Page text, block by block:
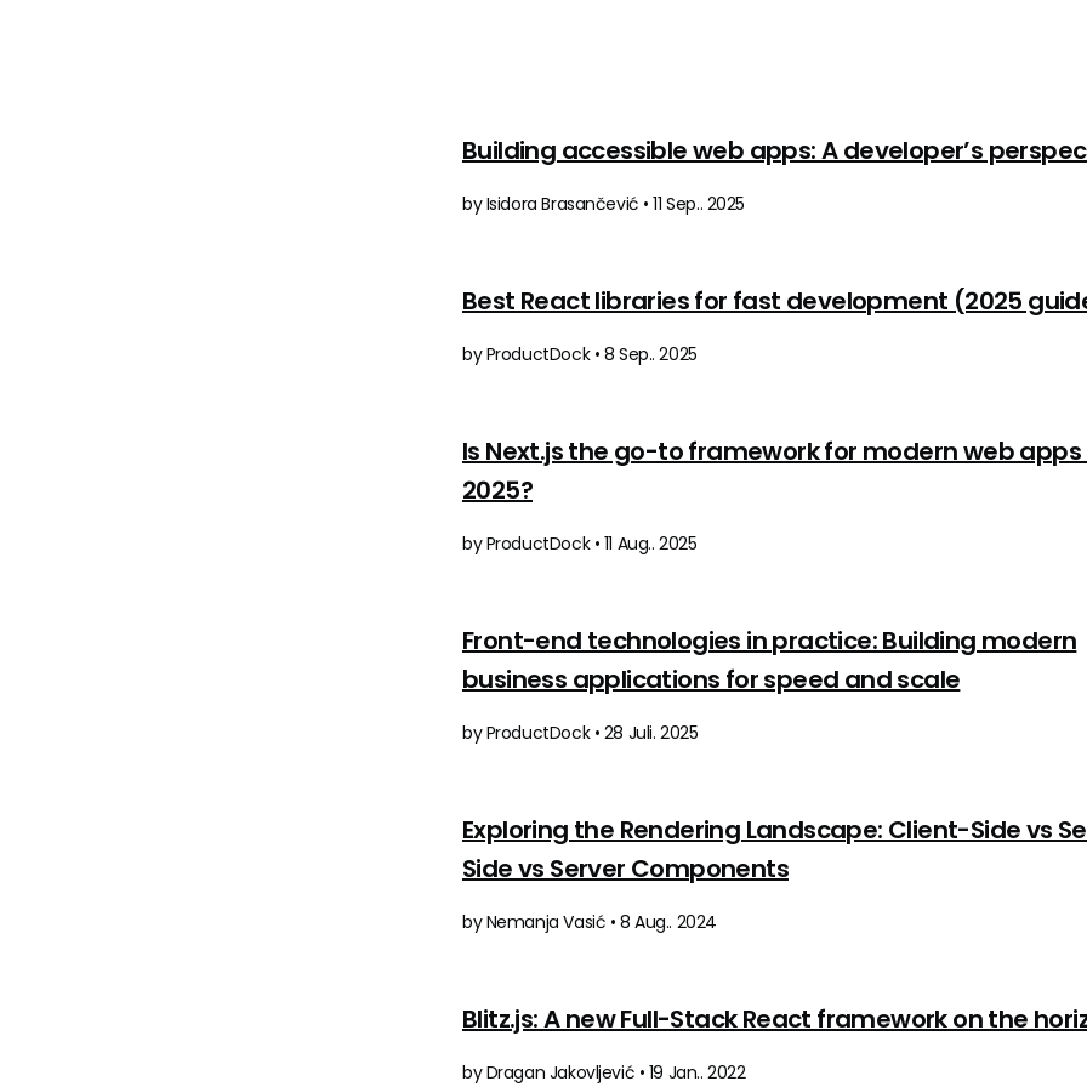
Building accessible web apps: A developer’s
by Isidora Brasančević • 11 Sep.. 2025
Best React libraries for fast development (2025
by ProductDock • 8 Sep.. 2025
Is Next.js the go-to framework for modern web apps
2025?
by ProductDock • 11 Aug.. 2025
Front-end technologies in practice: Building modern
business applications for speed and scale
by ProductDock • 28 Juli. 2025
Exploring the Rendering Landscape: Client-Side vs
Side vs Server Components
by Nemanja Vasić • 8 Aug.. 2024
Blitz.js: A new Full-Stack React framework on the
by Dragan Jakovljević • 19 Jan.. 2022